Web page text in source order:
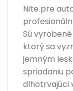
Nite pre
Sú vyrobené
ktorý sa
jemným
spriadaniu
dlhotrvajúci